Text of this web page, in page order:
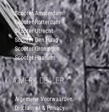
Scooter Amsterdam
Scooter Rotterdam
Scooter Utrecht
Scooter Den Haag
Scooter Groningen
Scooter Haarlem
A-MERK DEALER
Algemene Voorwaarden
Disclaimer & Privacy